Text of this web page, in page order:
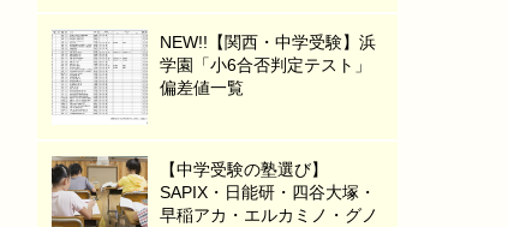
NEW!!【関西・中学受験】浜
学園「小6合否判定テスト」
偏差値一覧
【中学受験の塾選び】
SAPIX・日能研・四谷大塚・
早稲アカ・エルカミノ・グノ